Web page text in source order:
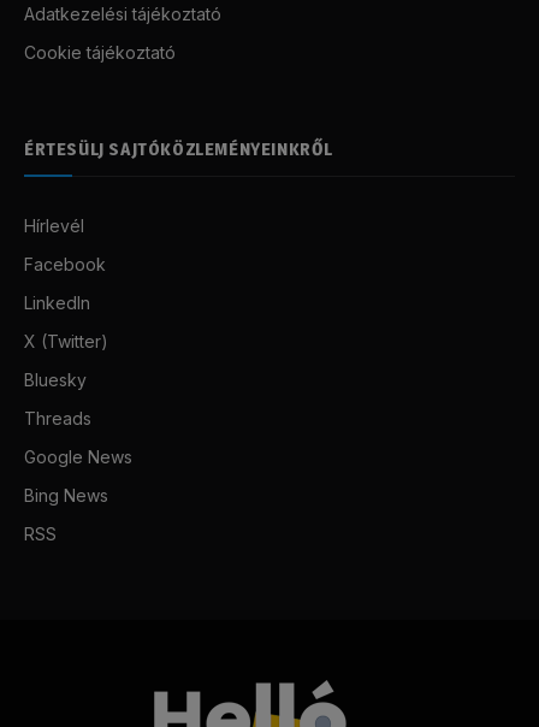
Adatkezelési tájékoztató
Cookie tájékoztató
ÉRTESÜLJ SAJTÓKÖZLEMÉNYEINKRŐL
Hírlevél
Facebook
LinkedIn
X (Twitter)
Bluesky
Threads
Google News
Bing News
RSS